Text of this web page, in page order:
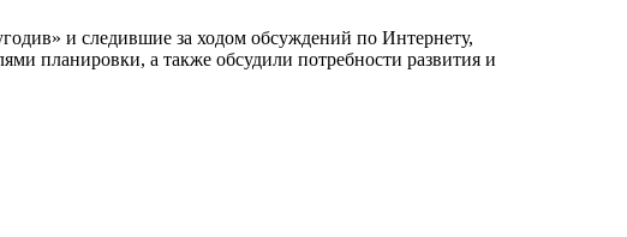
и следившие за ходом обсуждений по Интернету,
планировки, а также обсудили потребности развития и